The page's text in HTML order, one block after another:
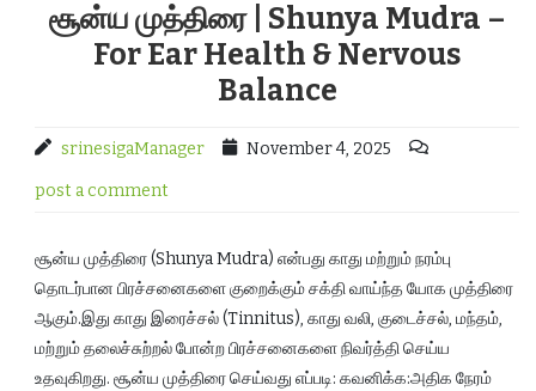
சூன்ய முத்திரை | Shunya Mudra –
For Ear Health & Nervous
Balance
srinesigaManager November 4, 2025
post a comment
சூன்ய முத்திரை (Shunya Mudra) என்பது காது மற்றும் நரம்பு
தொடர்பான பிரச்சனைகளை குறைக்கும் சக்தி வாய்ந்த யோக முத்திரை
ஆகும்.இது காது இரைச்சல் (Tinnitus), காது வலி, குடைச்சல், மந்தம்,
மற்றும் தலைச்சுற்றல் போன்ற பிரச்சனைகளை நிவர்த்தி செய்ய
உதவுகிறது. சூன்ய முத்திரை செய்வது எப்படி: கவனிக்க:அதிக நேரம்